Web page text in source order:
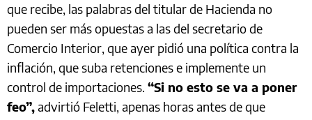
que recibe, las palabras del titular de Hacienda no
pueden ser más opuestas a las del secretario de
Comercio Interior, que ayer pidió una política contra la
inflación, que suba retenciones e implemente un
control de importaciones. “Si no esto se va a poner
feo”,advirtió Feletti, apenas horas antes de que